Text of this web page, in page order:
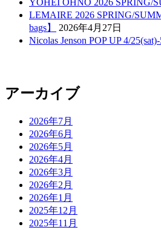
YOHEI OHNO 2026 SPRING/
LEMAIRE 2026 SPRING/
bags】
2026年4月27日
Nicolas Jenson POP UP 4/
アーカイブ
2026年7月
2026年6月
2026年5月
2026年4月
2026年3月
2026年2月
2026年1月
2025年12月
2025年11月